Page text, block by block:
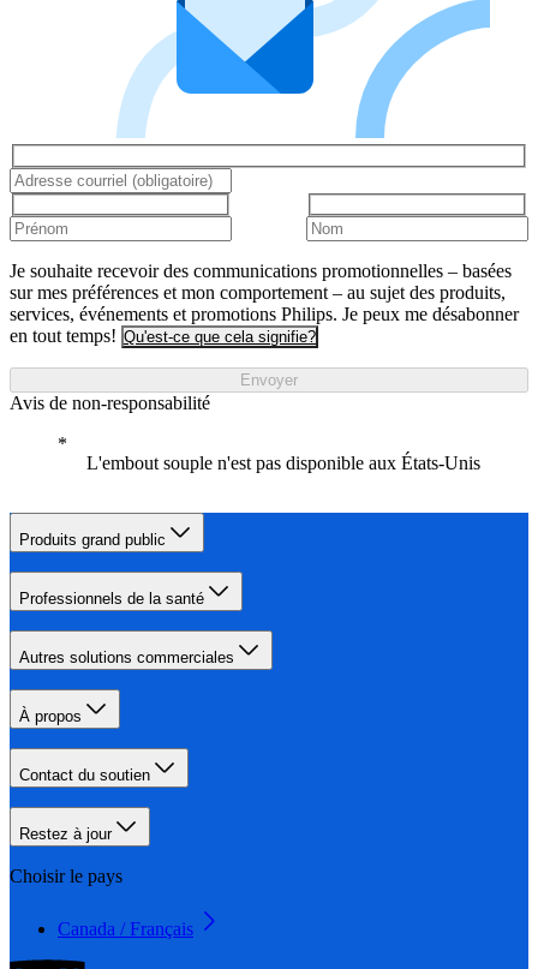
Je souhaite recevoir des communications promotionnelles – basées
sur mes préférences et mon comportement – au sujet des produits,
services, événements et promotions Philips. Je peux me désabonner
en tout temps! Qu'est-ce que cela signifie?
Envoyer
Avis de non-responsabilité
L'embout souple n'est pas disponible aux États-Unis
Produits grand public
Professionnels de la santé
Autres solutions commerciales
À propos
Contact du soutien
Restez à jour
Choisir le pays
Canada / Français